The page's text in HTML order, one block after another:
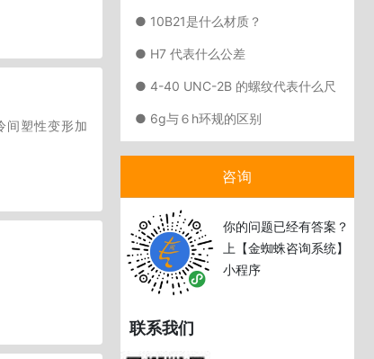
间塑性变形加
● 10B21是什么材质？
● H7 代表什么公差
● 4-40 UNC-2B 的螺纹代表什么尺
● 6g与６h环规的区别
咨询
你的问题已经有答案？
上【金蜘蛛咨询系统】
小程序
联系我们